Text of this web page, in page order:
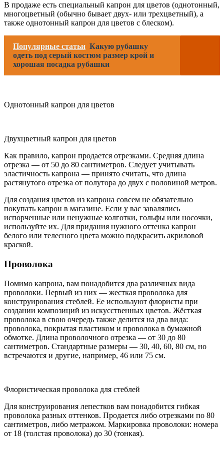
В продаже есть специальный капрон для цветов (однотонный,
многоцветный (обычно бывает двух- или трехцветный), а
также однотонный капрон для цветов с блеском).
Популярные статьи Какую рубашку
одеть под серый костюм размер крой и
хорошая посадка рубашки
Однотонный капрон для цветов
Двухцветный капрон для цветов
Как правило, капрон продается отрезками. Средняя длина
отрезка — от 50 до 80 сантиметров. Следует учитывать
эластичность капрона — принято считать, что длина
растянутого отрезка от полутора до двух с половиной метров.
Для создания цветов из капрона совсем не обязательно
покупать капрон в магазине. Если у вас завалялись
испорченные или ненужные колготки, гольфы или носочки,
используйте их. Для придания нужного оттенка капрон
белого или телесного цвета можно подкрасить акриловой
краской.
Проволока
Помимо капрона, вам понадобится два различных вида
проволоки. Первый из них — жесткая проволока для
конструирования стеблей. Ее используют флористы при
создании композиций из искусственных цветов. Жёсткая
проволока в свою очередь также делится на два вида:
проволока, покрытая пластиком и проволока в бумажной
обмотке. Длина проволочного отрезка — от 30 до 80
сантиметров. Стандартные размеры — 30, 40, 60, 80 см, но
встречаются и другие, например, 46 или 75 см.
Флористическая проволока для стеблей
Для конструирования лепестков вам понадобится гибкая
проволока разных оттенков. Продается либо отрезками по 80
сантиметров, либо метражом. Маркировка проволоки: номера
от 18 (толстая проволока) до 30 (тонкая).